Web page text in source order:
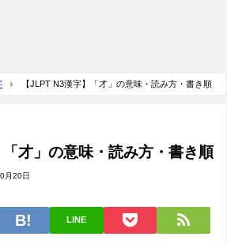
【JLPT N3漢字】「才」の意味・読み方・書き順
「才」の意味・読み方・書き順
月20日
LINE